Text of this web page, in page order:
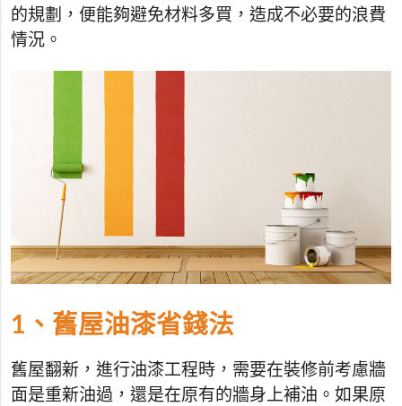
的規劃，便能夠避免材料多買，造成不必要的浪費
情況。
1、舊屋油漆省錢法
舊屋翻新，進行油漆工程時，需要在裝修前考慮牆
面是重新油過，還是在原有的牆身上補油。如果原